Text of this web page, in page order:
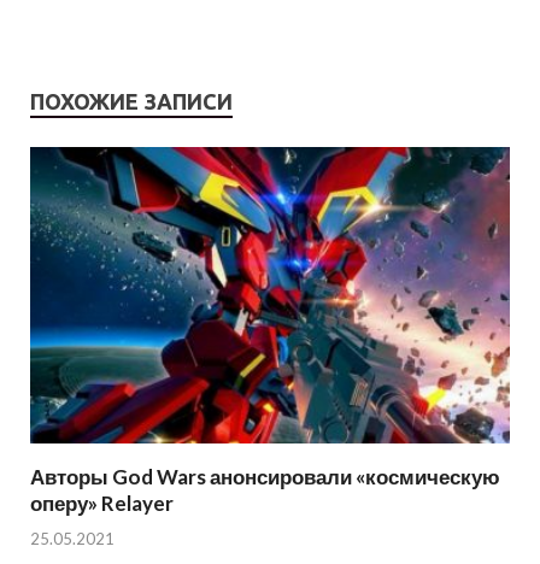
ПОХОЖИЕ ЗАПИСИ
Авторы God Wars анонсировали «космическую
оперу» Relayer
25.05.2021